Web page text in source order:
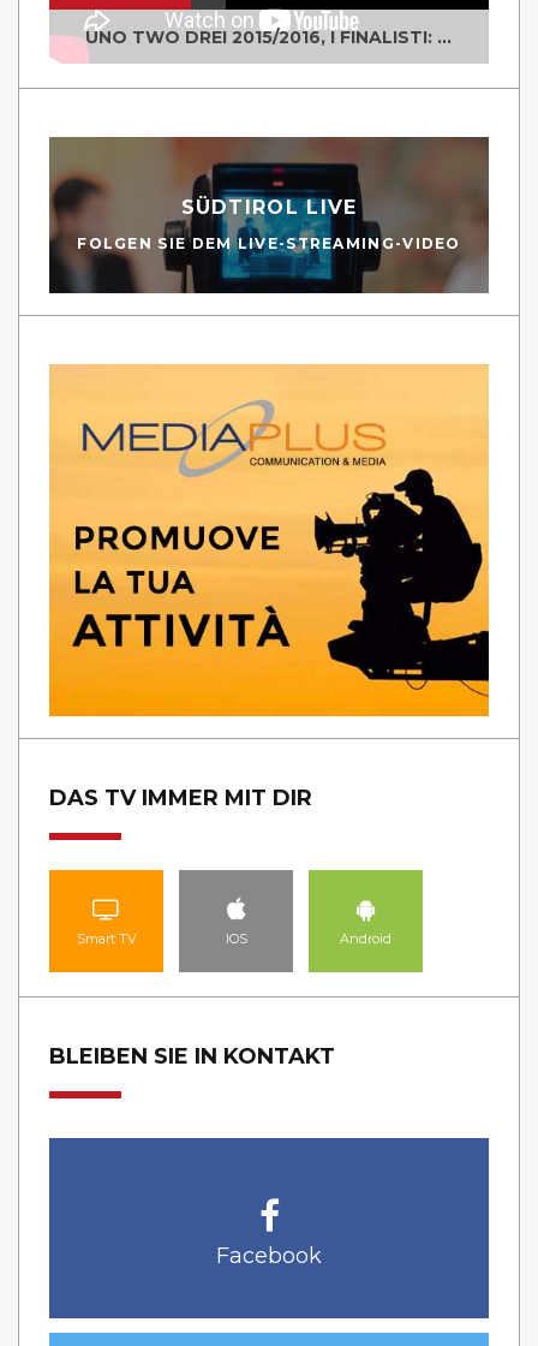
UNO TWO DREI 2015/2016, I FINALISTI: CLASSE IV ALS ISTITUTO "DEGASPERI" BORGO VALSUGANA
SÜDTIROL LIVE
FOLGEN SIE DEM LIVE-STREAMING-VIDEO
DAS TV IMMER MIT DIR
Smart TV IOS Android
BLEIBEN SIE IN KONTAKT
Facebook